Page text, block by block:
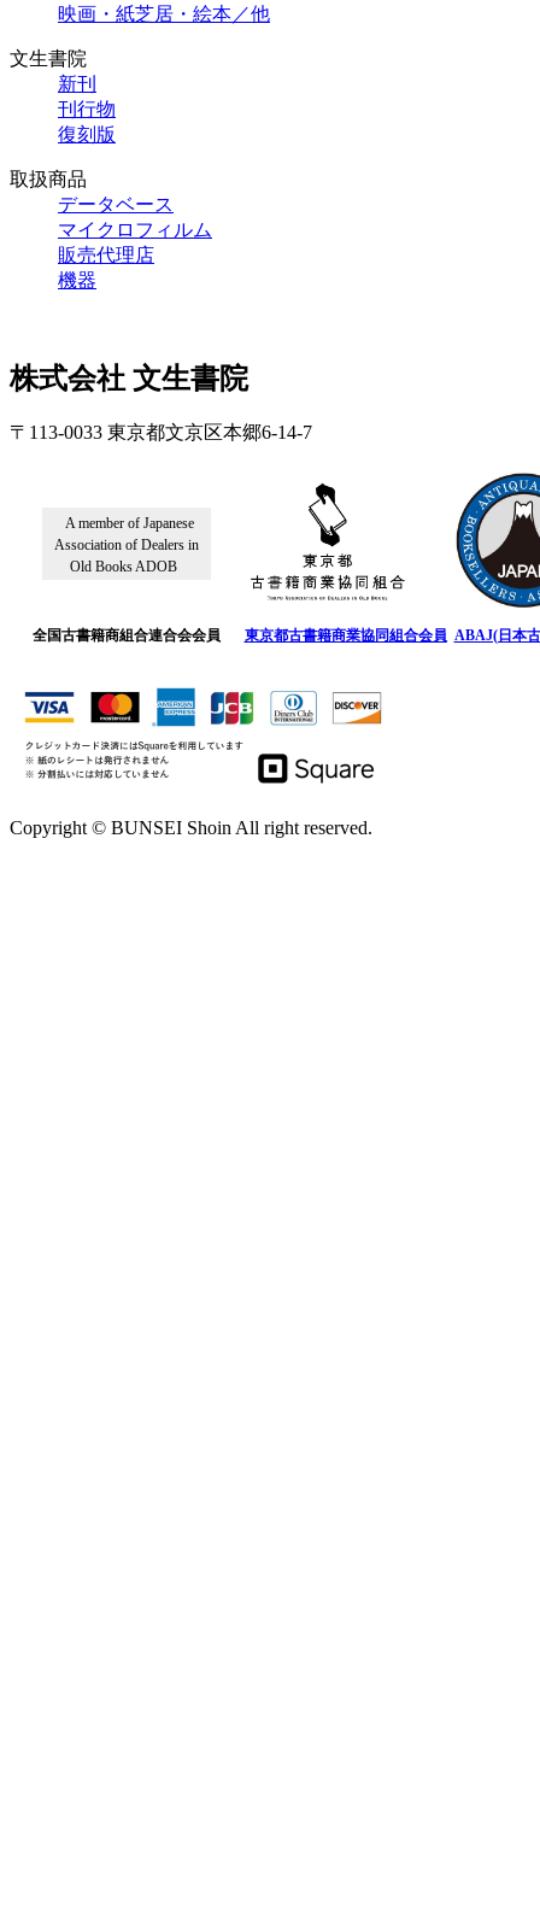
映画・紙芝居・絵本／他
文生書院
新刊
刊行物
復刻版
取扱商品
データベース
マイクロフィルム
販売代理店
機器
株式会社 文生書院
〒113-0033 東京都文京区本郷6-14-7
A member of Japanese
Association of Dealers in
Old Books ADOB
全国古書籍商組合連合会会員 東京都古書籍商業協同組合会員 ABAJ(日本
Copyright © BUNSEI Shoin All right reserved.